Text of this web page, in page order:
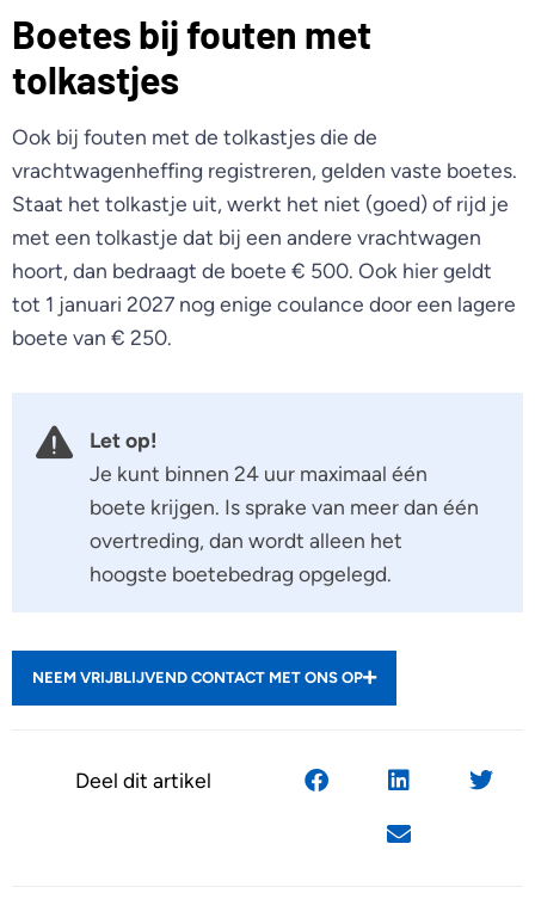
Boetes bij fouten met
tolkastjes
Ook bij fouten met de tolkastjes die de
vrachtwagenheffing registreren, gelden vaste boetes.
Staat het tolkastje uit, werkt het niet (goed) of rijd je
met een tolkastje dat bij een andere vrachtwagen
hoort, dan bedraagt de boete € 500. Ook hier geldt
tot 1 januari 2027 nog enige coulance door een lagere
boete van € 250.
Let op!
Je kunt binnen 24 uur maximaal één
boete krijgen. Is sprake van meer dan één
overtreding, dan wordt alleen het
hoogste boetebedrag opgelegd.
NEEM VRIJBLIJVEND CONTACT MET ONS OP
Deel dit artikel